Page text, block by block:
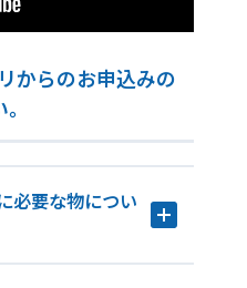
からのお申込みの
必要な物につい